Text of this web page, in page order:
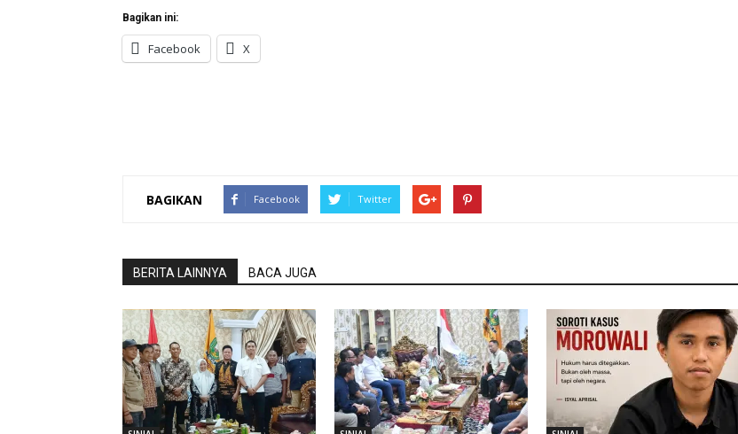
Bagikan ini:
Facebook X
BAGIKAN Facebook Twitter
BERITA LAINNYA BACA JUGA